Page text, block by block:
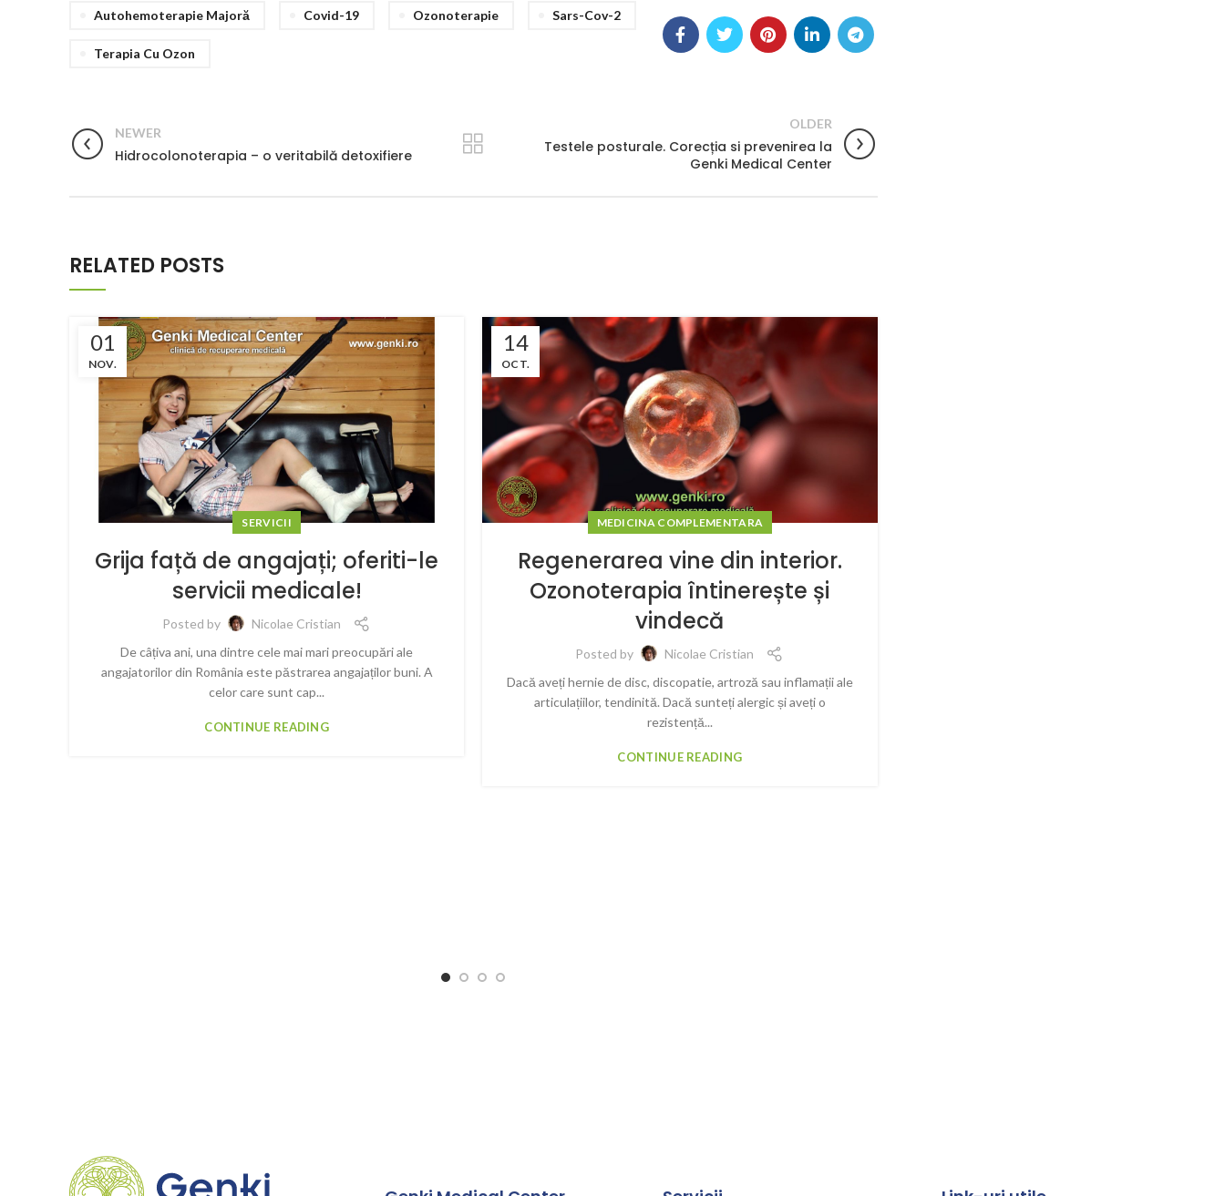
Autohemoterapie Majoră Covid-19 Ozonoterapie Sars-Cov-2
Terapia Cu Ozon
NEWER
Hidrocolonoterapia – o veritabilă detoxifiere
OLDER
Testele posturale. Corecția si prevenirea la
Genki Medical Center
RELATED POSTS
01
NOV.
SERVICII
Grija față de angajați; oferiti-le
servicii medicale!
Posted by
Nicolae Cristian
De câțiva ani, una dintre cele mai mari preocupări ale
angajatorilor din România este păstrarea angajaților buni. A
celor care sunt cap...
CONTINUE READING
14
OCT.
MEDICINA COMPLEMENTARA
Regenerarea vine din interior.
Ozonoterapia întinerește și
vindecă
Posted by
Nicolae Cristian
Dacă aveți hernie de disc, discopatie, artroză sau inflamații ale
articulațiilor, tendinită. Dacă sunteți alergic și aveți o
rezistență...
CONTINUE READING